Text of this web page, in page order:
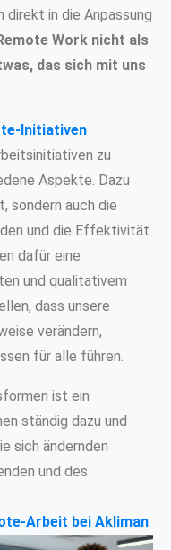
direkt in die Anpassung
Work nicht als
das sich mit uns
Initiativen
zu
Aspekte. Dazu
sondern auch die
und die Effektivität
dafür eine
und qualitativem
dass unsere
verändern,
für alle führen.
ist ein
ständig dazu und
sich ändernden
und des
Arbeit bei Akliman